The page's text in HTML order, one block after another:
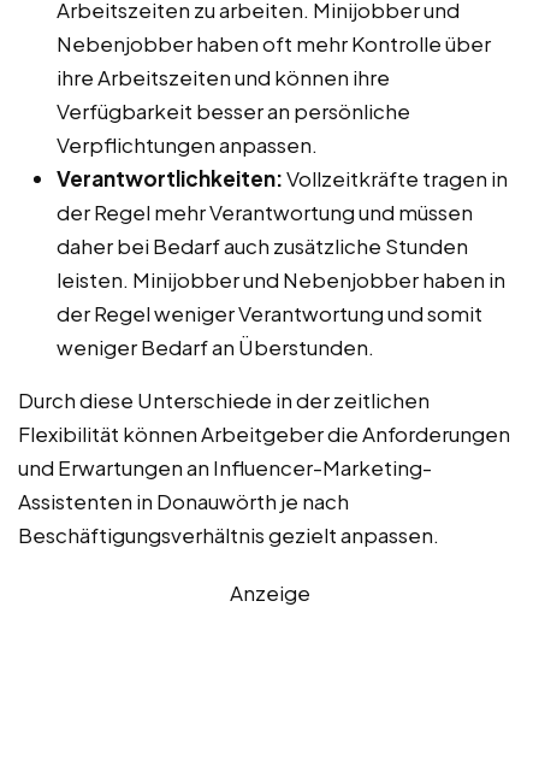
Arbeitszeiten zu arbeiten. Minijobber und
Nebenjobber haben oft mehr Kontrolle über
ihre Arbeitszeiten und können ihre
Verfügbarkeit besser an persönliche
Verpflichtungen anpassen.
Verantwortlichkeiten:Vollzeitkräfte tragen in
der Regel mehr Verantwortung und müssen
daher bei Bedarf auch zusätzliche Stunden
leisten. Minijobber und Nebenjobber haben in
der Regel weniger Verantwortung und somit
weniger Bedarf an Überstunden.
Durch diese Unterschiede in der zeitlichen
Flexibilität können Arbeitgeber die Anforderungen
und Erwartungen an Influencer-Marketing-
Assistenten in Donauwörth je nach
Beschäftigungsverhältnis gezielt anpassen.
Anzeige